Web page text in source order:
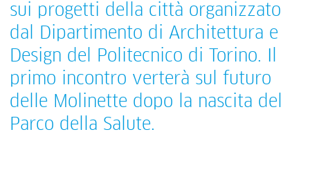
sui progetti della città organizzato
dal Dipartimento di Architettura e
Design del Politecnico di Torino. Il
primo incontro verterà sul futuro
delle Molinette dopo la nascita del
Parco della Salute.